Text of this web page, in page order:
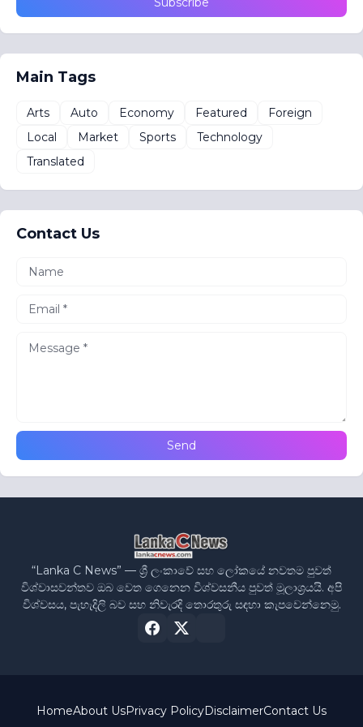
Main Tags
Arts Auto Economy Featured
Foreign
Local
Market Sports
Technology
Translated
Contact Us
“Lanka C News” — ශ්‍රී ලංකාවේ සහ ලෝකයේ නවතම පුවත්
විශ්වාසවන්තව ඔබ වෙත ගෙනෙන විශ්වසනීය පුවත් මූලාශ්‍රයයි. අපි
විශ්වසය, පැහැදිලි බව සහ නිවැරදි තොරතුරු සඳහා කැපවෙන්නෙමු.
HomeAbout UsPrivacy PolicyDisclaimerContact Us